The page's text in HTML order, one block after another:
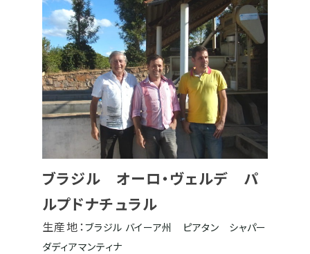
ブラジル オーロ・ヴェルデ パ
ルプドナチュラル
生産地：ブラジル バイーア州 ピアタン シャパー
ダディアマンティナ